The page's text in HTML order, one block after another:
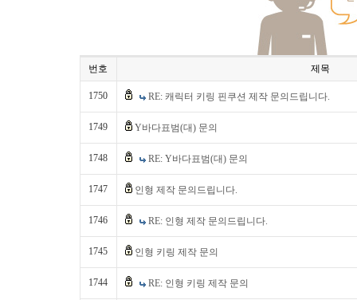
번호 제목
1750 RE: 캐릭터 키링 핀쿠션 제작 문의드립니다.
1749 Y바다표범(대) 문의
1748 RE: Y바다표범(대) 문의
1747 인형 제작 문의드립니다.
1746 RE: 인형 제작 문의드립니다.
1745 인형 키링 제작 문의
1744 RE: 인형 키링 제작 문의